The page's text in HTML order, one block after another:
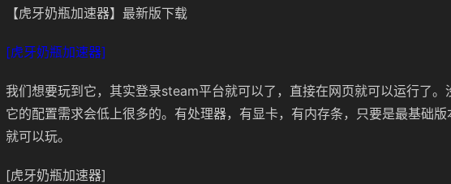
【虎牙奶瓶加速器】最新版下载
[虎牙奶瓶加速器]
我们想要玩到它，其实登录steam平台就可以了，直接在网页就可以运行了。
它的配置需求会低上很多的。有处理器，有显卡，有内存条，只要是最基础
就可以玩。
[虎牙奶瓶加速器]